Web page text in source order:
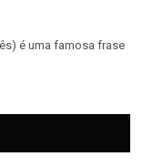
é uma famosa frase